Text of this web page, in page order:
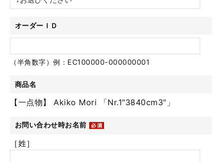
オーダーＩＤ
（半角数字）例：EC100000-000000001
商品名
【一点物】 Akiko Mori 「Nr.1"3840cm3"」
お問い合わせ時お名前
［姓］